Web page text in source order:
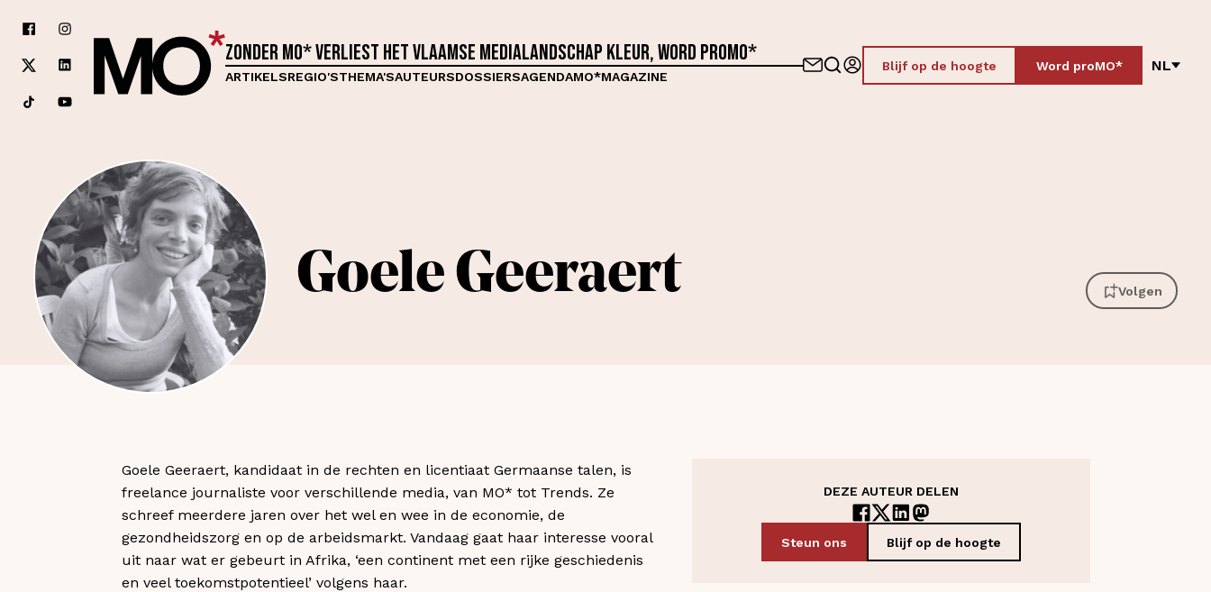
Zonder MO* verliest het Vlaamse medialandschap kleur, word proMO*
ARTIKELSREGIO'STHEMA'SAUTEURSDOSSIERSAGENDAMO*MAGAZINE
Blijf op de hoogte Word proMO* NL
Goele Geeraert Volgen
DEZE AUTEUR DELEN
Steun ons Blijf op de hoogte
Goele Geeraert, kandidaat in de rechten en licentiaat Germaanse talen, is
freelance journaliste voor verschillende media, van MO* tot Trends. Ze
schreef meerdere jaren over het wel en wee in de economie, de
gezondheidszorg en op de arbeidsmarkt. Vandaag gaat haar interesse vooral
uit naar wat er gebeurt in Afrika, ‘een continent met een rijke geschiedenis
en veel toekomstpotentieel’ volgens haar.